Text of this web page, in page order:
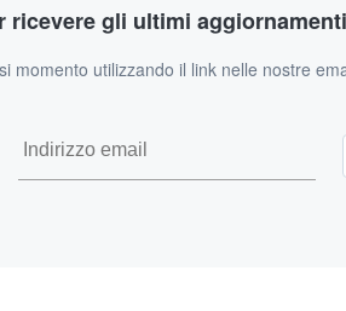
ricevere gli ultimi
momento utilizzando il link nelle nostre